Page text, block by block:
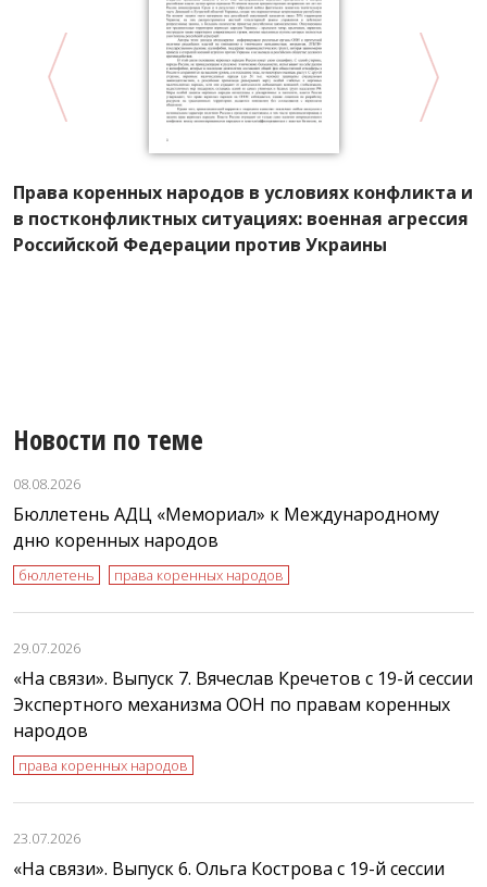
Права коренных народов в условиях конфликта и
в постконфликтных ситуациях: военная агрессия
Российской Федерации против Украины
Новости по теме
08.08.2026
Бюллетень АДЦ «Мемориал» к Международному
дню коренных народов
бюллетень права коренных народов
29.07.2026
«На связи». Выпуск 7. Вячеслав Кречетов с 19-й сессии
Экспертного механизма ООН по правам коренных
народов
права коренных народов
23.07.2026
«На связи». Выпуск 6. Ольга Кострова с 19-й сессии